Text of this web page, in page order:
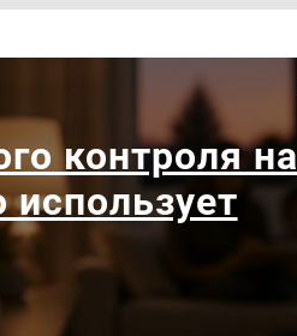
контроля на
использует